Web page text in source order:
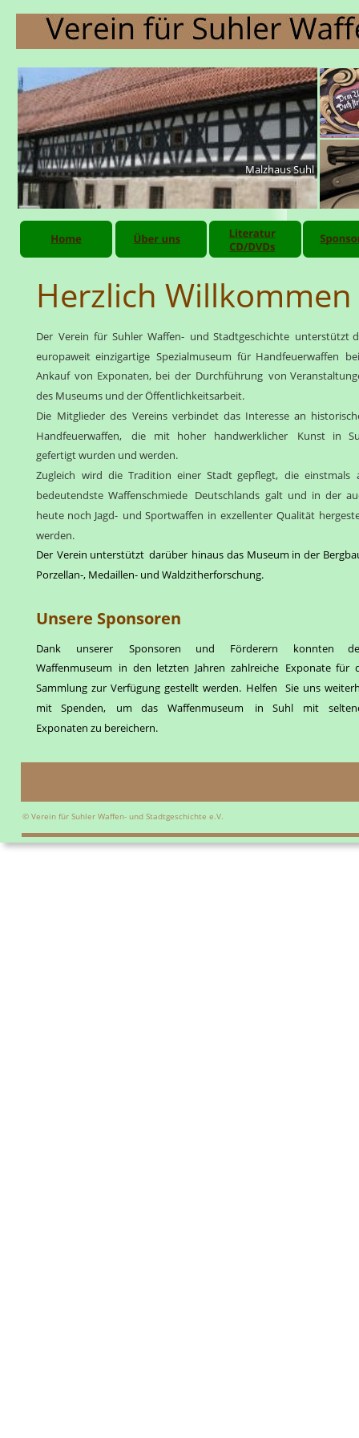
Herzlich Willkommen
Der Verein für Suhler Waffen- und Stadtgeschichte unterstützt
europaweit einzigartige Spezialmuseum für Handfeuerwaffen
Ankauf von Exponaten, bei der Durchführung von
des Museums und der Öffentlichkeitsarbeit.
Die Mitglieder des Vereins verbindet das Interesse an
Handfeuerwaffen,
die mit hoher handwerklicher Kunst in
gefertigt wurden und werden.
Zugleich wird die Tradition einer Stadt gepflegt, die einstmals
bedeutendste Waffenschmiede Deutschlands galt und in der
heute noch Jagd- und Sportwaffen in exzellenter Qualität
werden.
Der Verein unterstützt darüber hinaus das Museum in der
Porzellan-, Medaillen- und Waldzitherforschung.
Unsere Sponsoren
Dank unserer Sponsoren und Förderern konnten
Waffenmuseum in den letzten Jahren zahlreiche Exponate für
Sammlung zur Verfügung gestellt werden. Helfen Sie uns
mit
Spenden, um das Waffenmuseum in Suhl mit
Exponaten zu bereichern.
© Verein für Suhler Waffen- und Stadtgeschichte e.V.
Malzhaus Suhl